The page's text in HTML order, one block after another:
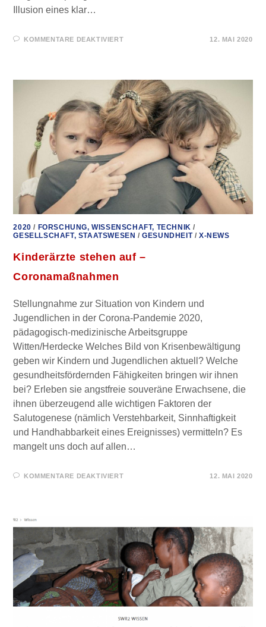
Illusion eines klar…
KOMMENTARE DEAKTIVIERTFÜR
DR.
WODARG
–
MULTIPOLAR-
MAGAZIN
12. MAI 2020
2020 / FORSCHUNG, WISSENSCHAFT, TECHNIK /
GESELLSCHAFT, STAATSWESEN /GESUNDHEIT/X-NEWS
Kinderärzte stehen auf –
Coronamaßnahmen
Stellungnahme zur Situation von Kindern und
Jugendlichen in der Corona-Pandemie 2020,
pädagogisch-medizinische Arbeitsgruppe
Witten/Herdecke Welches Bild von Krisenbewältigung
geben wir Kindern und Jugendlichen aktuell? Welche
gesundheitsfördernden Fähigkeiten bringen wir ihnen
bei? Erleben sie angstfreie souveräne Erwachsene, die
ihnen überzeugend alle wichtigen Faktoren der
Salutogenese (nämlich Verstehbarkeit, Sinnhaftigkeit
und Handhabbarkeit eines Ereignisses) vermitteln? Es
mangelt uns doch auf allen…
KOMMENTARE DEAKTIVIERTFÜR
12. MAI 2020